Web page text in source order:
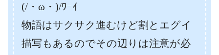
(/・ω・)/ﾜｰｲ
物語はサクサク進むけど割とエグイ
描写もあるのでその辺りは注意が必